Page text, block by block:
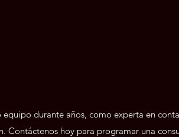
durante años, como experta en
Contáctenos hoy para programar una